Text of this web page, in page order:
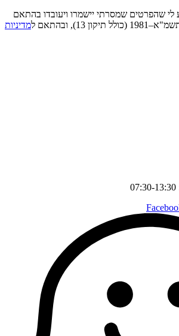
לי שהפרטים שמסרתי יישמרו ויעובדו בהתאם
13), ובהתאם ל
מדיניות